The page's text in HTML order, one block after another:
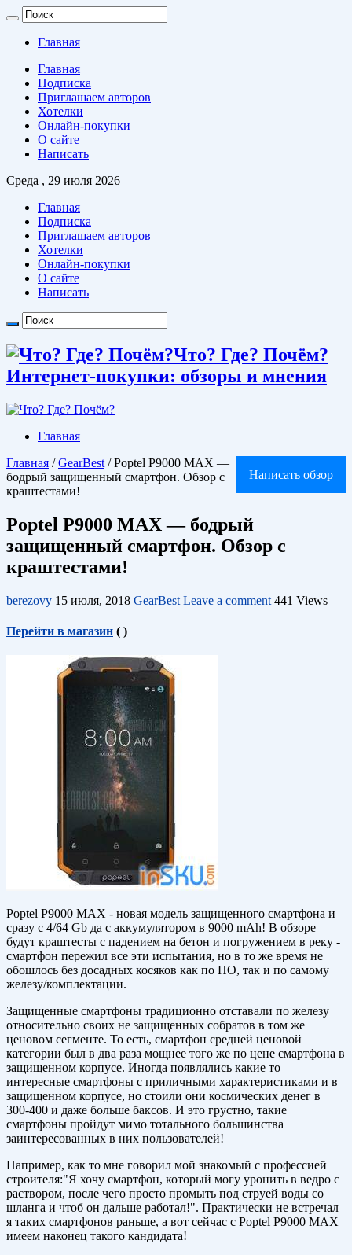
Главная
Главная
Подписка
Приглашаем авторов
Хотелки
Онлайн-покупки
О сайте
Написать
Среда , 29 июля 2026
Главная
Подписка
Приглашаем авторов
Хотелки
Онлайн-покупки
О сайте
Написать
Что? Где? Почём?
Интернет-покупки: обзоры и мнения
Главная
Написать обзор
Главная / GearBest / Poptel P9000 MAX —
бодрый защищенный смартфон. Обзор с
краштестами!
Poptel P9000 MAX — бодрый
защищенный смартфон. Обзор с
краштестами!
berezovy 15 июля, 2018 GearBest Leave a comment 441 Views
Перейти в магазин ( )
Poptel P9000 MAX - новая модель защищенного смартфона и
сразу с 4/64 Gb да с аккумулятором в 9000 mAh! В обзоре
будут краштесты с падением на бетон и погружением в реку -
смартфон пережил все эти испытания, но в то же время не
обошлось без досадных косяков как по ПО, так и по самому
железу/комплектации.
Защищенные смартфоны традиционно отставали по железу
относительно своих не защищенных собратов в том же
ценовом сегменте. То есть, смартфон средней ценовой
категории был в два раза мощнее того же по цене смартфона в
защищенном корпусе. Иногда появлялись какие то
интересные смартфоны с приличными характеристиками и в
защищенном корпусе, но стоили они космических денег в
300-400 и даже больше баксов. И это грустно, такие
смартфоны пройдут мимо тотального большинства
заинтересованных в них пользователей!
Например, как то мне говорил мой знакомый с профессией
строителя:"Я хочу смартфон, который могу уронить в ведро с
раствором, после чего просто промыть под струей воды со
шланга и чтоб он дальше работал!". Практически не встречал
я таких смартфонов раньше, а вот сейчас с Poptel P9000 MAX
имеем наконец такого кандидата!